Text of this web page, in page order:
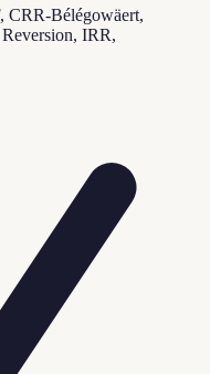
CRR-Bélégowäert,
IRR,